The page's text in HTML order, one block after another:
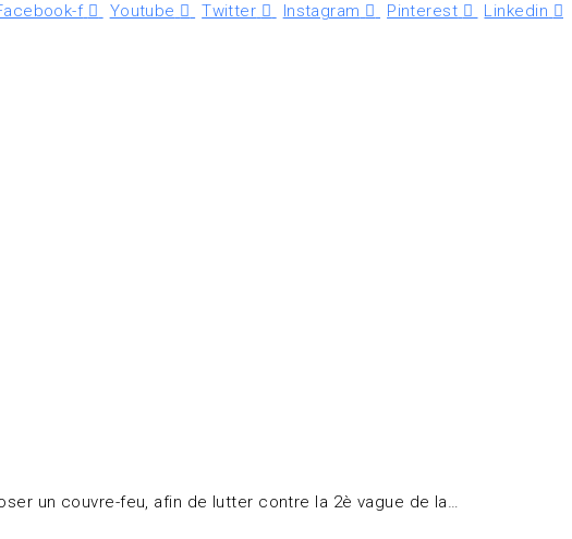
f Youtube Twitter Instagram Pinterest Linkedin
un couvre-feu, afin de lutter contre la 2è vague de la…